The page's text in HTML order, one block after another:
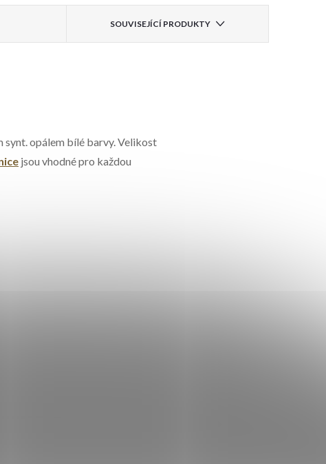
SOUVISEJÍCÍ PRODUKTY
synt. opálem bílé barvy. Velikost
jsou vhodné pro každou